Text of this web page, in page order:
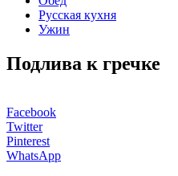
Русская кухня
Ужин
Подлива к гречке
Facebook
Twitter
Pinterest
WhatsApp